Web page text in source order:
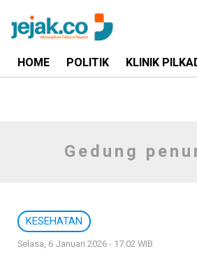
HOME POLITIK KLINIK
Gedung
KESEHATAN
Selasa, 6 Januari 2026 - 17:02 WIB